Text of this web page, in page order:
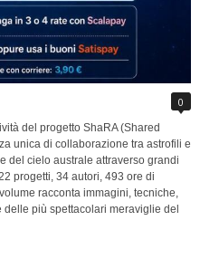
0
del progetto ShaRA (Shared
unica di collaborazione tra astrofili e
del cielo australe attraverso grandi
progetti, 34 autori, 493 ore di
racconta immagini, tecniche,
più spettacolari meraviglie del